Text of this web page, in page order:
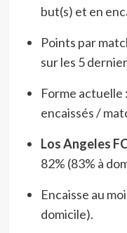
but(s) et en
Points par
sur les 5
Forme actuelle
encaissés /
Los Angeles
82% (83% à
Encaisse au
domicile).